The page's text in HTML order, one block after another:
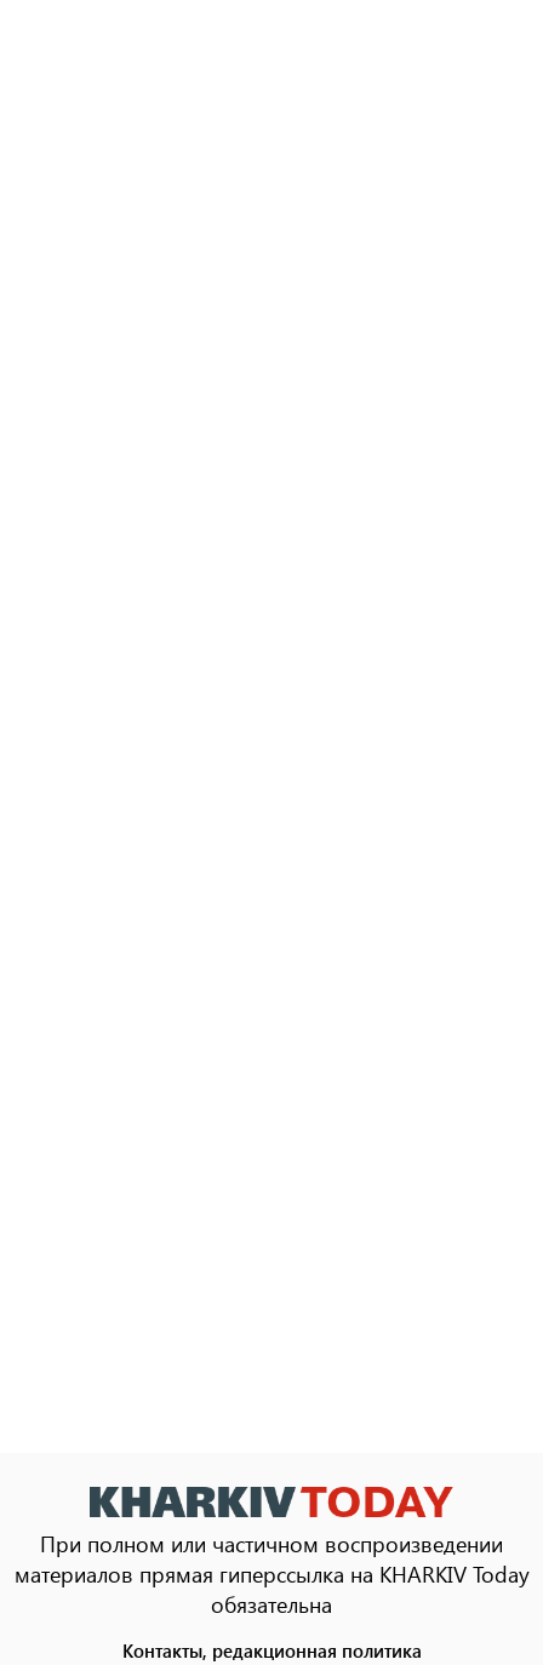
При полном или частичном воспроизведении
материалов прямая гиперссылка на KHARKIV Today
обязательна
Контакты, редакционная политика